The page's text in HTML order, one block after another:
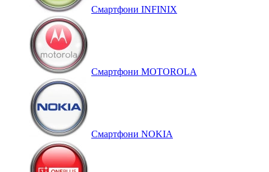
Смартфони INFINIX
Смартфони MOTOROLA
Смартфони NOKIA